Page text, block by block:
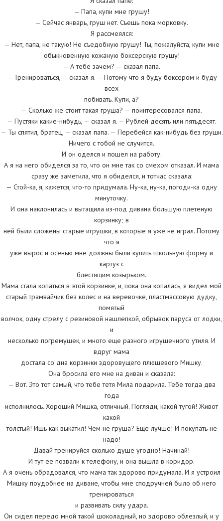
— Папа, купи мне грушу!
— Сейчас январь, груш нет. Съешь пока морковку.
Я рассмеялся:
— Нет, папа, не такую! Не съедобную грушу! Ты, пожалуйста, купи мне
обыкновенную кожаную боксерскую грушу!
— А тебе зачем? — сказал папа.
— Тренироваться, — сказал я. — Потому что я буду боксером и буду
всех
побивать. Купи, а?
— Сколько же стоит такая груша? — поинтересовался папа.
— Пустяки какие-нибудь, — сказал я. — Рублей десять или пятьдесят.
— Ты спятил, братец, — сказал папа. — Перебейся как-нибудь без груши.
Ничего с тобой не случится.
И он оделся и пошел на работу.
А я на него обиделся за то, что он мне так со смехом отказал. И мама
сразу же заметила, что я обиделся, и тотчас сказала:
— Стой-ка, я, кажется, что-то придумала. Ну-ка, ну-ка, погоди-ка одну
минуточку.
И она наклонилась и вытащила из-под дивана большую плетеную
корзинку; в
ней были сложены старые игрушки, в которые я уже не играл. Потому
что я
уже вырос и осенью мне должны были купить школьную форму и
картуз с
блестящим козырьком.
Мама стала копаться в этой корзинке, и, пока она копалась, я видел мой
старый трамвайчик без колес и на веревочке, пластмассовую дудку,
помятый
волчок, одну стрелу с резиновой нашлепкой, обрывок паруса от лодки,
и
несколько погремушек, и много еще разного игрушечного утиля. И
вдруг мама
достала со дна корзинки здоровущего плюшевого Мишку.
Она бросила его мне на диван и сказала:
— Вот. Это тот самый, что тебе тетя Мила подарила. Тебе тогда два
года
исполнилось. Хороший Мишка, отличный. Погляди, какой тугой! Живот
какой
толстый! Ишь как выкатил! Чем не груша? Еще лучше! И покупать не
надо!
Давай тренируйся сколько душе угодно! Начинай!
И тут ее позвали к телефону, и она вышла в коридор.
А я очень обрадовался, что мама так здорово придумала. И я устроил
Мишку поудобнее на диване, чтобы мне сподручней было об него
тренироваться
и развивать силу удара.
Он сидел передо мной такой шоколадный, но здорово облезлый, и у